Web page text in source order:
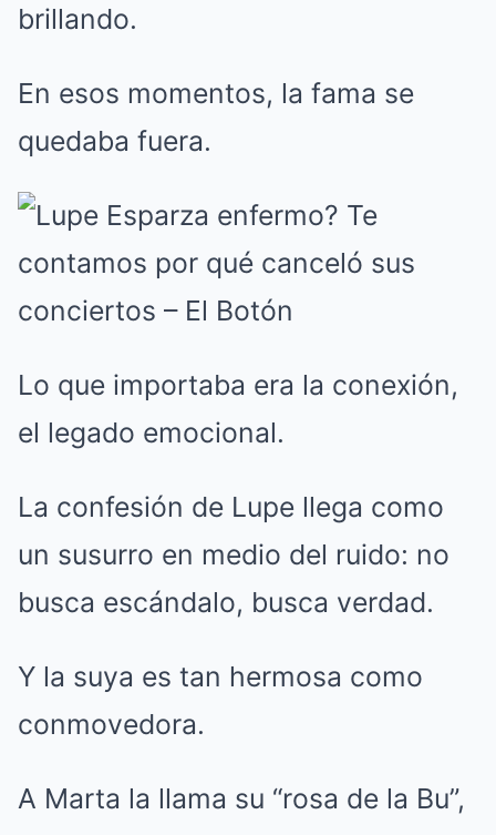
brillando.
En esos momentos, la fama se
quedaba fuera.
Lo que importaba era la conexión,
el legado emocional.
La confesión de Lupe llega como
un susurro en medio del ruido: no
busca escándalo, busca verdad.
Y la suya es tan hermosa como
conmovedora.
A Marta la llama su “rosa de la Bu”,